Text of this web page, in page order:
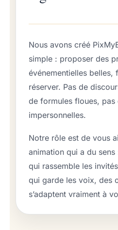
Nous avons créé
simple : proposer des
événementielles belles,
réserver. Pas de
de formules floues, pas
impersonnelles.
Notre rôle est de vous
animation qui a du
qui rassemble les
qui garde les voix, des
s’adaptent vraiment à